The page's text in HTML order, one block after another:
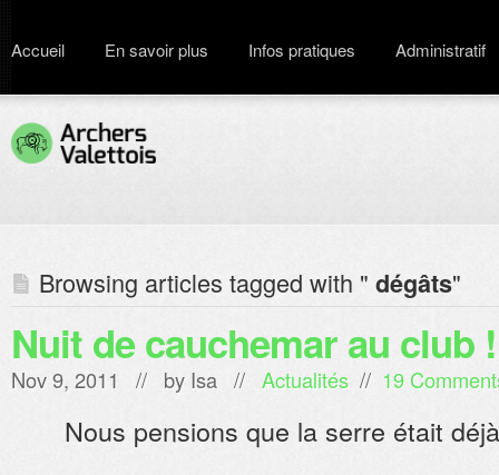
Accueil En savoir plus Infos pratiques Administratif
Browsing articles tagged with " dégâts"
Nuit de cauchemar au club !
Nov 9, 2011 // by Isa // Actualités // 19
Nous pensions que la serre était